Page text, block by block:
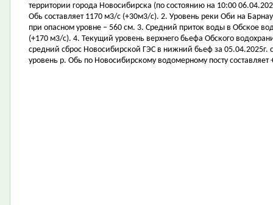
территории города Новосибирска (по состоянию на 10:00
Обь составляет 1170 м3/с (+30м3/с). 2. Уровень реки Оби на
при опасном уровне – 560 см. 3. Средний приток воды в Обское
(+170 м3/с). 4. Текущий уровень верхнего бьефа Обского
средний сброс Новосибирской ГЭС в нижний бьеф за 05.04.2025г.
уровень р. Обь по Новосибирскому водомерному посту составляет